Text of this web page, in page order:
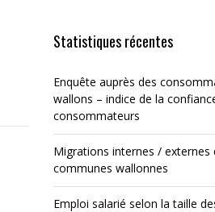
Statistiques récentes
Enquête auprès des
wallons – indice de la
consommateurs
Migrations internes / externes
communes wallonnes
Emploi salarié selon la taille